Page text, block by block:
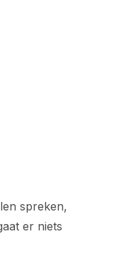
spreken,
er niets